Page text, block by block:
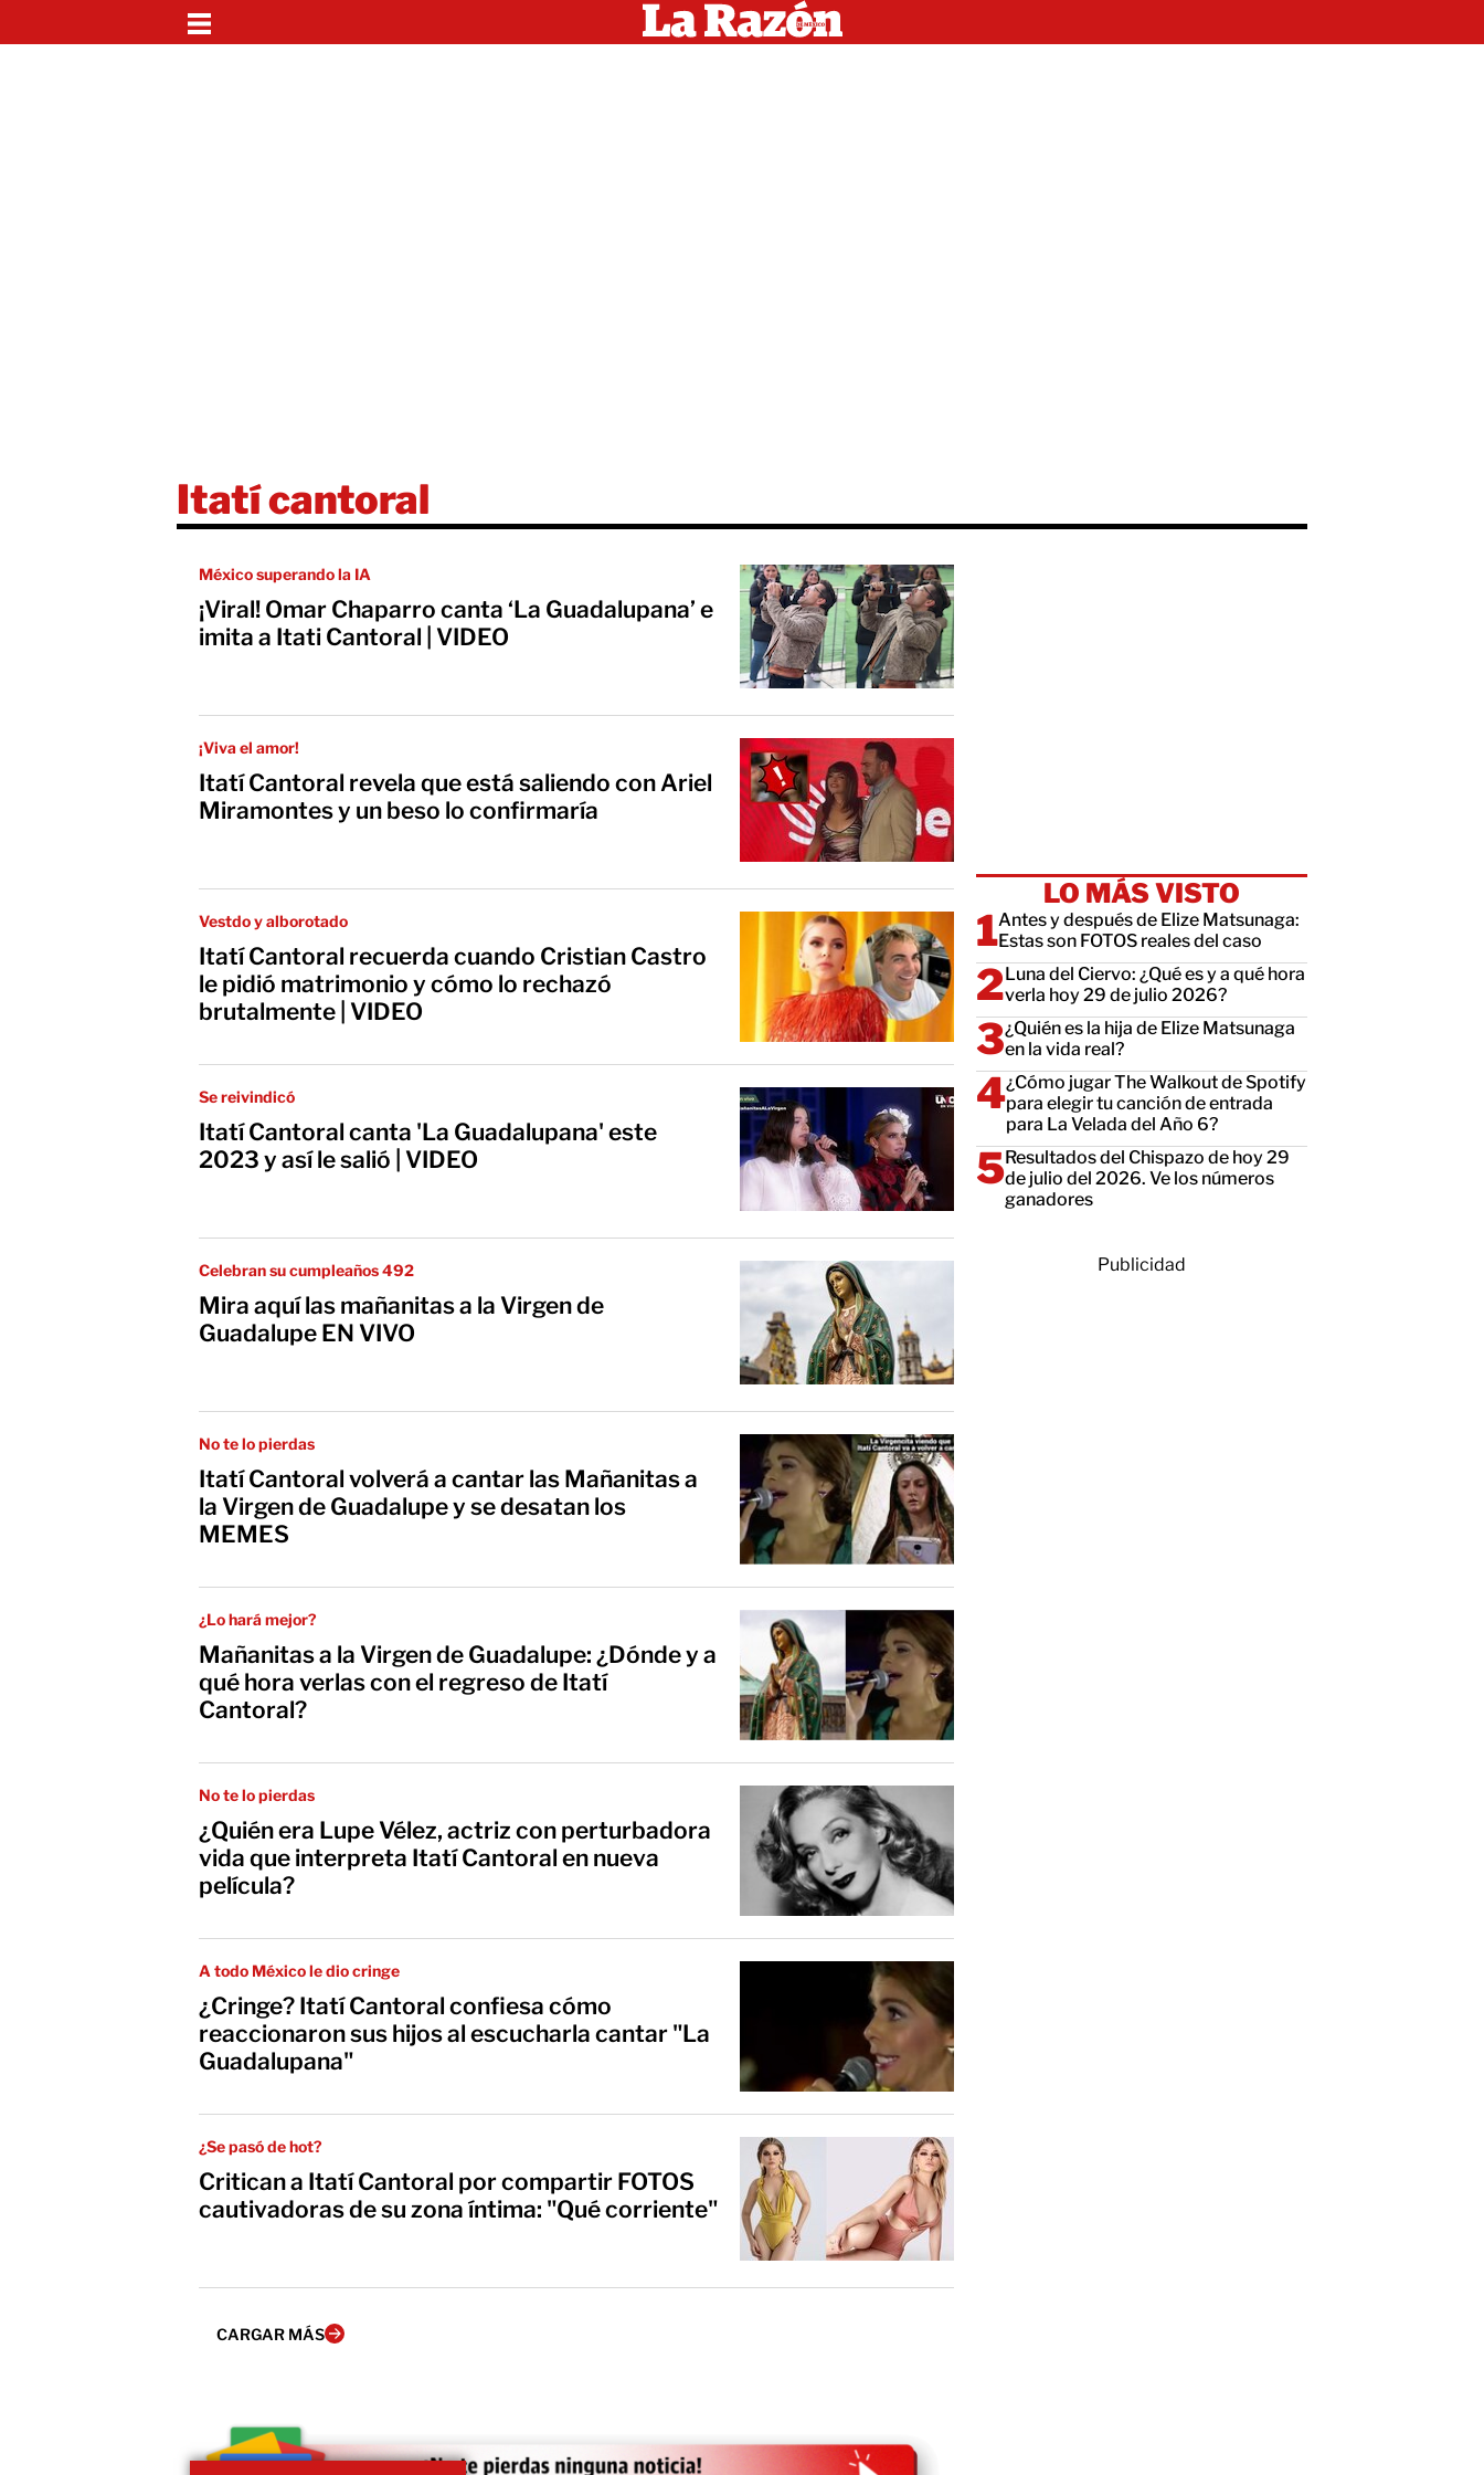
Itatí cantoral
México superando la IA
¡Viral! Omar Chaparro canta ‘La Guadalupana’ e
imita a Itati Cantoral | VIDEO
¡Viva el amor!
Itatí Cantoral revela que está saliendo con Ariel
Miramontes y un beso lo confirmaría
Vestdo y alborotado
Itatí Cantoral recuerda cuando Cristian Castro
le pidió matrimonio y cómo lo rechazó
brutalmente | VIDEO
Se reivindicó
Itatí Cantoral canta 'La Guadalupana' este
2023 y así le salió | VIDEO
Celebran su cumpleaños 492
Mira aquí las mañanitas a la Virgen de
Guadalupe EN VIVO
No te lo pierdas
Itatí Cantoral volverá a cantar las Mañanitas a
la Virgen de Guadalupe y se desatan los
MEMES
¿Lo hará mejor?
Mañanitas a la Virgen de Guadalupe: ¿Dónde y a
qué hora verlas con el regreso de Itatí
Cantoral?
No te lo pierdas
¿Quién era Lupe Vélez, actriz con perturbadora
vida que interpreta Itatí Cantoral en nueva
película?
A todo México le dio cringe
¿Cringe? Itatí Cantoral confiesa cómo
reaccionaron sus hijos al escucharla cantar "La
Guadalupana"
¿Se pasó de hot?
Critican a Itatí Cantoral por compartir FOTOS
cautivadoras de su zona íntima: "Qué corriente"
CARGAR MÁS
LO MÁS VISTO
Antes y después de Elize Matsunaga:
Estas son FOTOS reales del caso
Luna del Ciervo: ¿Qué es y a qué hora
verla hoy 29 de julio 2026?
¿Quién es la hija de Elize Matsunaga
en la vida real?
¿Cómo jugar The Walkout de Spotify
para elegir tu canción de entrada
para La Velada del Año 6?
Resultados del Chispazo de hoy 29
de julio del 2026. Ve los números
ganadores
Publicidad